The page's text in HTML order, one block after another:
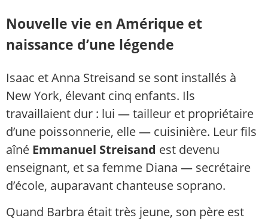
Nouvelle vie en Amérique et
naissance d’une légende
Isaac et Anna Streisand se sont installés à
New York, élevant cinq enfants. Ils
travaillaient dur : lui — tailleur et propriétaire
d’une poissonnerie, elle — cuisinière. Leur fils
aîné Emmanuel Streisand est devenu
enseignant, et sa femme Diana — secrétaire
d’école, auparavant chanteuse soprano.
Quand Barbra était très jeune, son père est